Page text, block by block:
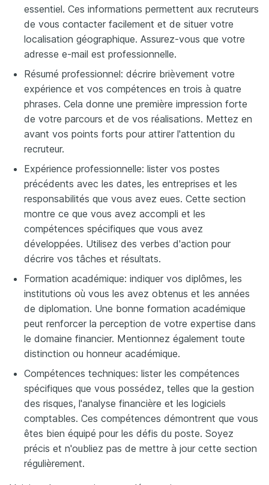
essentiel. Ces informations permettent aux recruteurs
de vous contacter facilement et de situer votre
localisation géographique. Assurez-vous que votre
adresse e-mail est professionnelle.
Résumé professionnel: décrire brièvement votre
expérience et vos compétences en trois à quatre
phrases. Cela donne une première impression forte
de votre parcours et de vos réalisations. Mettez en
avant vos points forts pour attirer l'attention du
recruteur.
Expérience professionnelle: lister vos postes
précédents avec les dates, les entreprises et les
responsabilités que vous avez eues. Cette section
montre ce que vous avez accompli et les
compétences spécifiques que vous avez
développées. Utilisez des verbes d'action pour
décrire vos tâches et résultats.
Formation académique: indiquer vos diplômes, les
institutions où vous les avez obtenus et les années
de diplomation. Une bonne formation académique
peut renforcer la perception de votre expertise dans
le domaine financier. Mentionnez également toute
distinction ou honneur académique.
Compétences techniques: lister les compétences
spécifiques que vous possédez, telles que la gestion
des risques, l'analyse financière et les logiciels
comptables. Ces compétences démontrent que vous
êtes bien équipé pour les défis du poste. Soyez
précis et n'oubliez pas de mettre à jour cette section
régulièrement.